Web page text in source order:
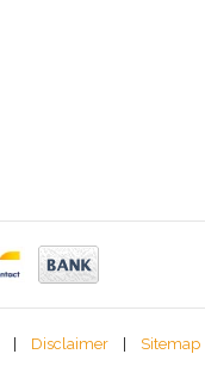
Disclaimer Sitemap